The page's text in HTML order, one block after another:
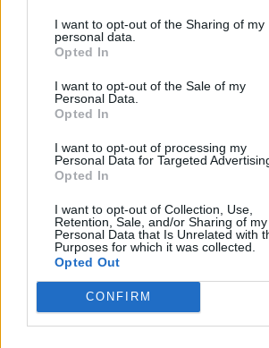
I want to opt-out of the Sharing of my
personal data.
Opted In
I want to opt-out of the Sale of my
Personal Data.
Opted In
I want to opt-out of processing my
Personal Data for Targeted
Opted In
I want to opt-out of Collection, Use,
Retention, Sale, and/or Sharing of my
Personal Data that Is Unrelated with
Purposes for which it was collected.
Opted Out
CONFIRM
8 πράσινα φυλλώδη
αντιγηραντική δράση
ΕΥ ΖΗΝ 04/08/2026 - 17:14